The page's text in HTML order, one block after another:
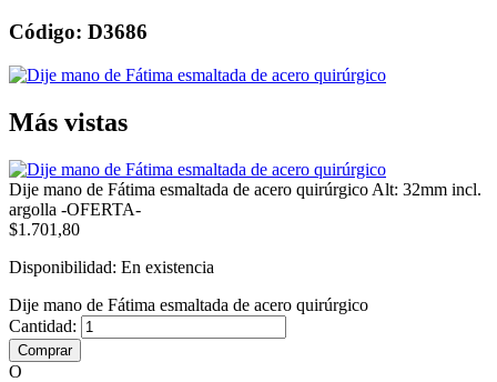
Código: D3686
Más vistas
Dije mano de Fátima esmaltada de acero quirúrgico Alt: 32mm incl.
argolla -OFERTA-
$1.701,80
Disponibilidad: En existencia
Dije mano de Fátima esmaltada de acero quirúrgico
Cantidad:
Comprar
O